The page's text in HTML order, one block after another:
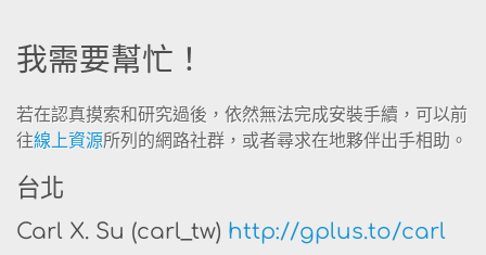
我需要幫忙！
若在認真摸索和研究過後，依然無法完成安裝手續，可以前
往線上資源所列的網路社群，或者尋求在地夥伴出手相助。
台北
Carl X. Su (carl_tw) http://gplus.to/carl